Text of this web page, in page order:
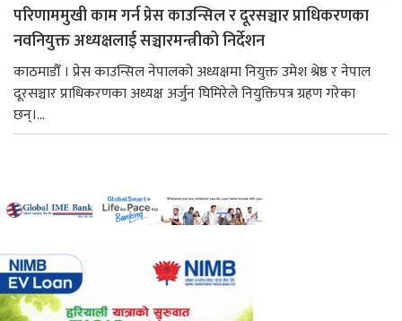
परिणाममुखी काम गर्न प्रेस काउन्सिल र दूरसञ्चार प्राधिकरणका
नवनियुक्त अध्यक्षलाई सञ्चारमन्त्रीको निर्देशन
काठमाडौँ । प्रेस काउन्सिल नेपालको अध्यक्षमा नियुक्त उमेश श्रेष्ठ र नेपाल
दूरसञ्चार प्राधिकरणका अध्यक्ष अर्जुन घिमिरेले नियुक्तिपत्र ग्रहण गरेका
छन्।...